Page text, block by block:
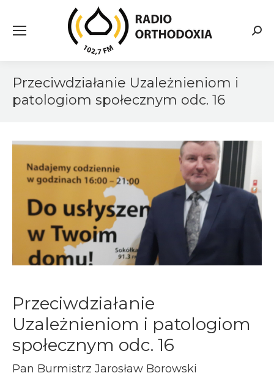
Przeciwdziałanie Uzależnieniom i
patologiom społecznym odc. 16
Przeciwdziałanie
Uzależnieniom i patologiom
społecznym odc. 16
Pan Burmistrz Jarosław Borowski